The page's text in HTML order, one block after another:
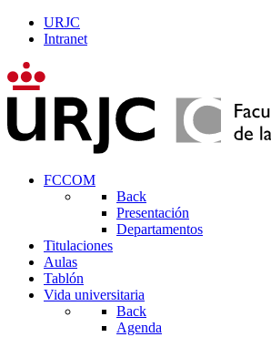
URJC
Intranet
FCCOM
Back
Presentación
Departamentos
Titulaciones
Aulas
Tablón
Vida universitaria
Back
Agenda